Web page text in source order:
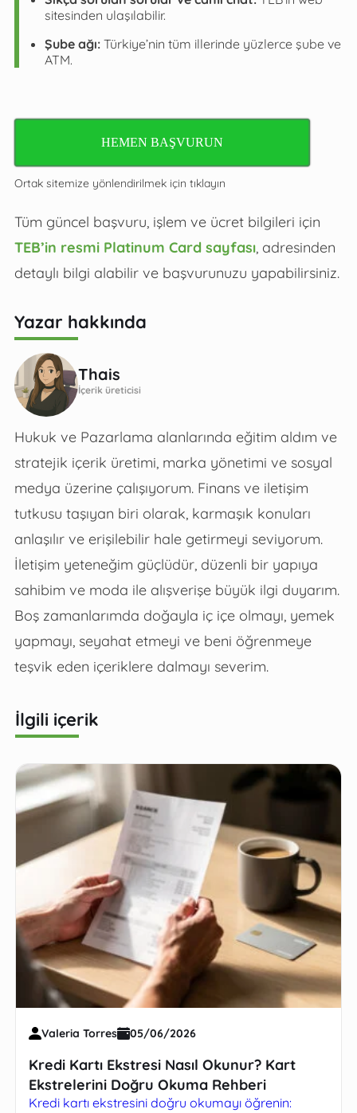
sitesinden ulaşılabilir.
Şube ağı:Türkiye’nin tüm illerinde yüzlerce şube ve
ATM.
HEMEN BAŞVURUN
Ortak sitemize yönlendirilmek için tıklayın
Tüm güncel başvuru, işlem ve ücret bilgileri için
TEB’in resmi Platinum Card sayfası, adresinden
detaylı bilgi alabilir ve başvurunuzu yapabilirsiniz.
Yazar hakkında
Thais
İçerik üreticisi
Hukuk ve Pazarlama alanlarında eğitim aldım ve
stratejik içerik üretimi, marka yönetimi ve sosyal
medya üzerine çalışıyorum. Finans ve iletişim
tutkusu taşıyan biri olarak, karmaşık konuları
anlaşılır ve erişilebilir hale getirmeyi seviyorum.
İletişim yeteneğim güçlüdür, düzenli bir yapıya
sahibim ve moda ile alışverişe büyük ilgi duyarım.
Boş zamanlarımda doğayla iç içe olmayı, yemek
yapmayı, seyahat etmeyi ve beni öğrenmeye
teşvik eden içeriklere dalmayı severim.
İlgili içerik
Valeria Torres 05/06/2026
Kredi Kartı Ekstresi Nasıl Okunur? Kart
Ekstrelerini Doğru Okuma Rehberi
Kredi kartı ekstresini doğru okumayı öğrenin: